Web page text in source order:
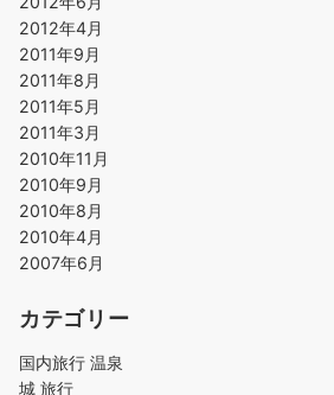
2012年4月
2011年9月
2011年8月
2011年5月
2011年3月
2010年11月
2010年9月
2010年8月
2010年4月
2007年6月
カテゴリー
国内旅行 温泉
城 旅行